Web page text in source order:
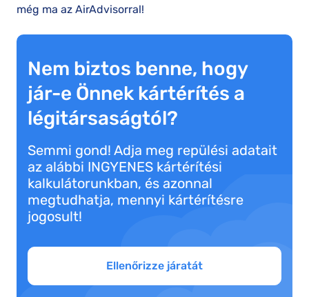
még ma az AirAdvisorral!
Nem biztos benne, hogy
jár-e Önnek kártérítés a
légitársaságtól?
Semmi gond! Adja meg repülési adatait
az alábbi INGYENES kártérítési
kalkulátorunkban, és azonnal
megtudhatja, mennyi kártérítésre
jogosult!
Ellenőrizze járatát